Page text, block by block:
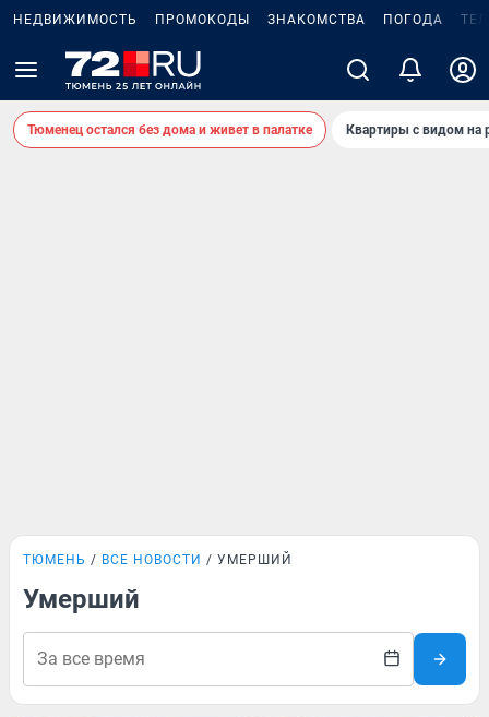
НЕДВИЖИМОСТЬ ПРОМОКОДЫ ЗНАКОМСТВА ПОГОДА
Тюменец остался без дома и живет в палатке Квартиры с видом на
ТЮМЕНЬ ВСЕ НОВОСТИ УМЕРШИЙ
Умерший